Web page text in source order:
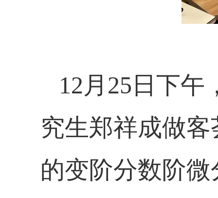
12月 25 日下午
究生郑祥成做
的变阶分数阶